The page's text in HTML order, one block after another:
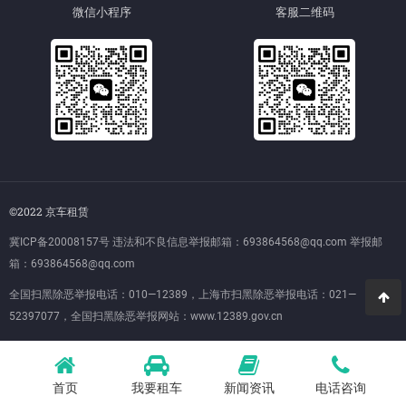
微信小程序 客服二维码
©2022 京车租赁
冀ICP备20008157号 违法和不良信息举报邮箱：693864568@qq.com 举报邮
箱：693864568@qq.com
全国扫黑除恶举报电话：010—12389，上海市扫黑除恶举报电话：021—
52397077，全国扫黑除恶举报网站： www.12389.gov.cn
首页 我要租车 新闻资讯 电话咨询